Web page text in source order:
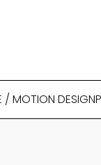
/ MOTION DESIGN